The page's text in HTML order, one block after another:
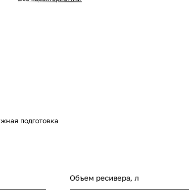
подготовка
Объем ресивера, л